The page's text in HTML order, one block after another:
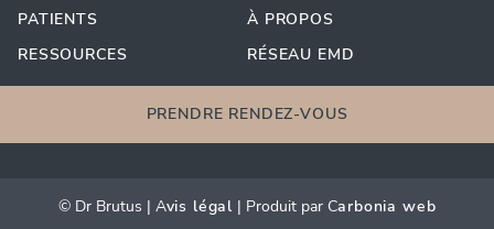
PATIENTS
À PROPOS
RESSOURCES
RÉSEAU EMD
PRENDRE RENDEZ-VOUS
© Dr Brutus | Avis légal | Produit par Carbonia web